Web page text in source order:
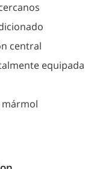
central
equipada
mármol